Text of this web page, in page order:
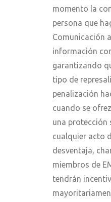
momento la
persona que
Comunicación
información
garantizando
tipo de
penalización
cuando se
una protección
cualquier acto
desventaja,
miembros de
tendrán